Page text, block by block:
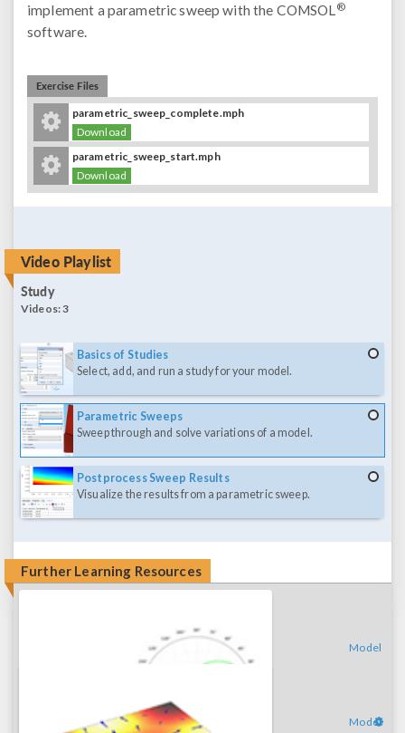
implement a parametric sweep with the COMSOL®
software.
Exercise Files
parametric_sweep_complete.mph
Download
parametric_sweep_start.mph
Download
Video Playlist
Study
Videos:3
Basics of Studies
Select, add, and run a study for your model.
Parametric Sweeps
Sweep through and solve variations of a model.
Postprocess Sweep Results
Visualize the results from a parametric sweep.
Further Learning Resources
Model
Model